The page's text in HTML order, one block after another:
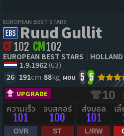
EUROPEAN BEST STARS
Ruud Gullit
CF102 CM 102
EUROPEAN BEST STARS
HOLLAND
1.9.1962(63)
26 191cm 88kg ผอม 5 5
UPGRADE 10
ความเร็ว
101
จบสกอร์
100
ส่งบอล
101
เ
OVR ST L/RW